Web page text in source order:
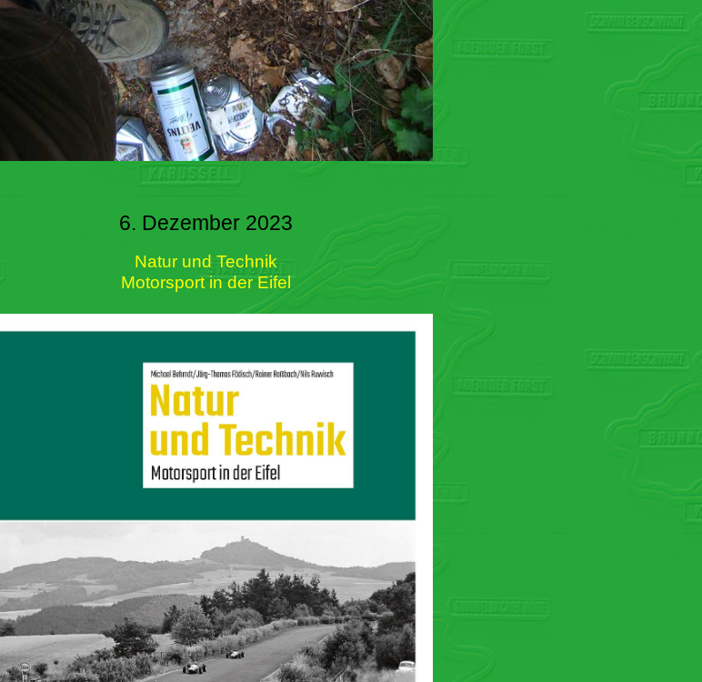
6. Dezember 2023
Natur und Technik
Motorsport in der Eifel